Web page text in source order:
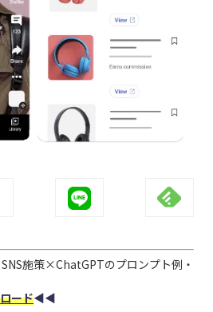
施策×ChatGPTのプロンプト例・
ード◀︎◀︎